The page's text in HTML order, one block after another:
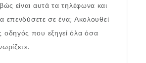
είναι αυτά τα τηλέφωνα και
να επενδύσετε σε ένα; Ακολουθεί
οδηγός που εξηγεί όλα όσα